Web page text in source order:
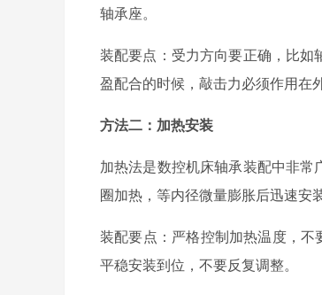
轴承座。
装配要点：受力方向要正确，比
盈配合的时候，敲击力必须作用在
方法二：加热安装
加热法是数控机床轴承装配中非
圈加热，等内径微量膨胀后迅速安
装配要点：严格控制加热温度，不
平稳安装到位，不要反复调整。